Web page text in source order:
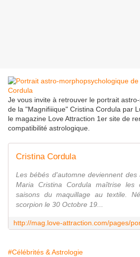
Je vous invite à retrouver le portrait
de la "Magnifiiique" Cristina Cordula par
le magazine Love Attraction 1er site de
compatibilité astrologique.
Cristina Cordula
Les bébés d'automne deviennent des
Maria Cristina Cordula maîtrise les
saisons du maquillage au textile.
scorpion le 30 Octobre 19...
#Célébrités & Astrologie